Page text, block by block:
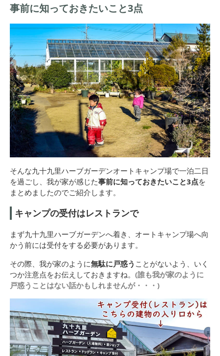
事前に知っておきたいこと3点
そんな九十九里ハーブガーデンオートキャンプ場で一泊二日
を過ごし、我が家が感じた事前に知っておきたいこと3点を
まとめましたのでご紹介します。
キャンプの受付はレストランで
まず九十九里ハーブガーデンへ着き、オートキャンプ場へ向
かう前には受付をする必要があります。
その際、我が家のように無駄に戸惑う ことがないよう、いく
つか注意点をお伝えしておきますね。 (誰も我が家のように
戸惑うことはない話かもしれませんが・・・)